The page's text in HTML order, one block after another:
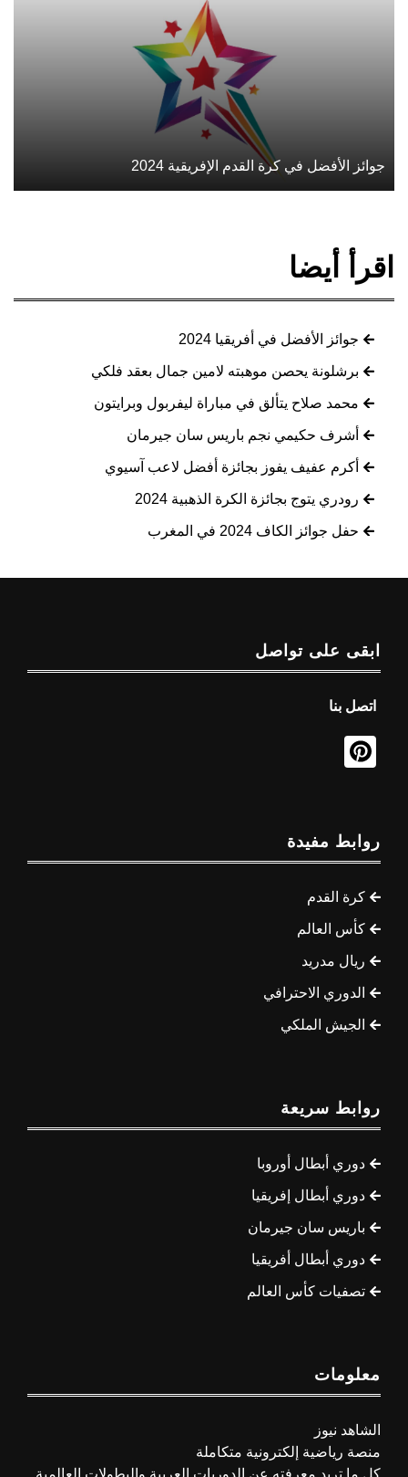
جوائز الأفضل في كرة القدم الإفريقية 2024
اقرأ أيضا
جوائز الأفضل في أفريقيا 2024
برشلونة يحصن موهبته لامين جمال بعقد فلكي
محمد صلاح يتألق في مباراة ليفربول وبرايتون
أشرف حكيمي نجم باريس سان جيرمان
أكرم عفيف يفوز بجائزة أفضل لاعب آسيوي
رودري يتوج بجائزة الكرة الذهبية 2024
حفل جوائز الكاف 2024 في المغرب
ابقى على تواصل
اتصل بنا
روابط مفيدة
كرة القدم
كأس العالم
ريال مدريد
الدوري الاحترافي
الجيش الملكي
روابط سريعة
دوري أبطال أوروبا
دوري أبطال إفريقيا
باريس سان جيرمان
دوري أبطال أفريقيا
تصفيات كأس العالم
معلومات
الشاهد نيوز
منصة رياضية إلكترونية متكاملة